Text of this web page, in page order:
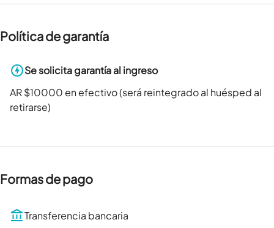
Política de garantía
Se solicita garantía al ingreso
AR $10000 en efectivo (será reintegrado al huésped al
retirarse)
Formas de pago
Transferencia bancaria